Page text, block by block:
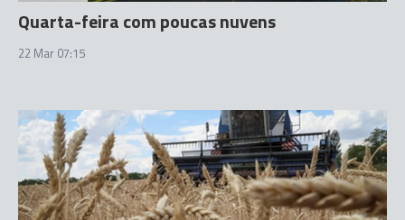
Quarta-feira com poucas nuvens
22 Mar 07:15